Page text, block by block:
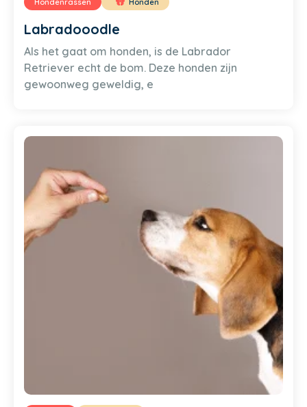
Labradooodle
Als het gaat om honden, is de Labrador
Retriever echt de bom. Deze honden zijn
gewoonweg geweldig, e